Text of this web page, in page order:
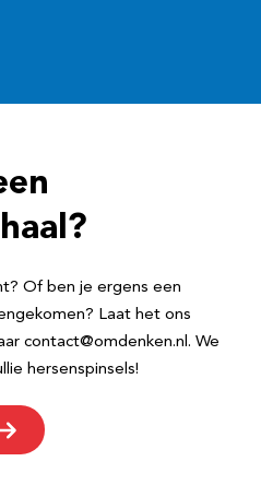
Of ben je ergens een
Laat het ons
contact@omdenken.nl. We
hersenspinsels!